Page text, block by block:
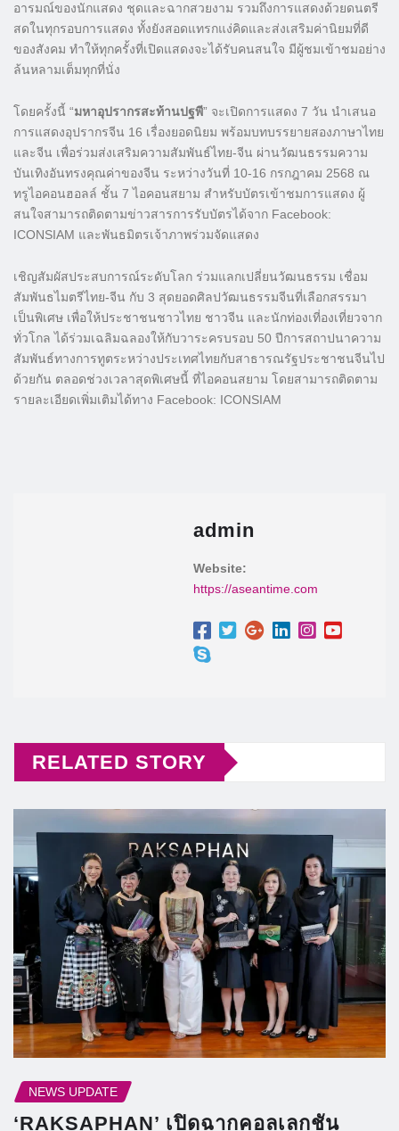
อารมณ์ของนักแสดง ชุดและฉากสวยงาม รวมถึงการแสดงด้วยดนตรี
สดในทุกรอบการแสดง ทั้งยังสอดแทรกแง่คิดและส่งเสริมค่านิยมที่ดี
ของสังคม ทำให้ทุกครั้งที่เปิดแสดงจะได้รับคนสนใจ มีผู้ชมเข้าชมอย่าง
ล้นหลามเต็มทุกที่นั่ง
โดยครั้งนี้ “มหาอุปรากรสะท้านปฐพี” จะเปิดการแสดง 7 วัน นำเสนอ
การแสดงอุปรากรจีน 16 เรื่องยอดนิยม พร้อมบทบรรยายสองภาษาไทย
และจีน เพื่อร่วมส่งเสริมความสัมพันธ์ไทย-จีน ผ่านวัฒนธรรมความ
บันเทิงอันทรงคุณค่าของจีน ระหว่างวันที่ 10-16 กรกฎาคม 2568 ณ
ทรูไอคอนฮอลล์ ชั้น 7 ไอคอนสยาม สำหรับบัตรเข้าชมการแสดง ผู้
สนใจสามารถติดตามข่าวสารการรับบัตรได้จาก Facebook:
ICONSIAM และพันธมิตรเจ้าภาพร่วมจัดแสดง
เชิญสัมผัสประสบการณ์ระดับโลก ร่วมแลกเปลี่ยนวัฒนธรรม เชื่อม
สัมพันธไมตรีไทย-จีน กับ 3 สุดยอดศิลปวัฒนธรรมจีนที่เลือกสรรมา
เป็นพิเศษ เพื่อให้ประชาชนชาวไทย ชาวจีน และนักท่องเที่องเที่ยวจาก
ทั่วโกล ได้ร่วมเฉลิมฉลองให้กับวาระครบรอบ 50 ปีการสถาปนาความ
สัมพันธ์ทางการทูตระหว่างประเทศไทยกับสาธารณรัฐประชาชนจีนไป
ด้วยกัน ตลอดช่วงเวลาสุดพิเศษนี้ ที่ไอคอนสยาม โดยสามารถติดตาม
รายละเอียดเพิ่มเติมได้ทาง Facebook: ICONSIAM
admin
Website:
https://aseantime.com
RELATED STORY
NEWS UPDATE
‘RAKSAPHAN’ เปิดฉากคอลเลกชัน